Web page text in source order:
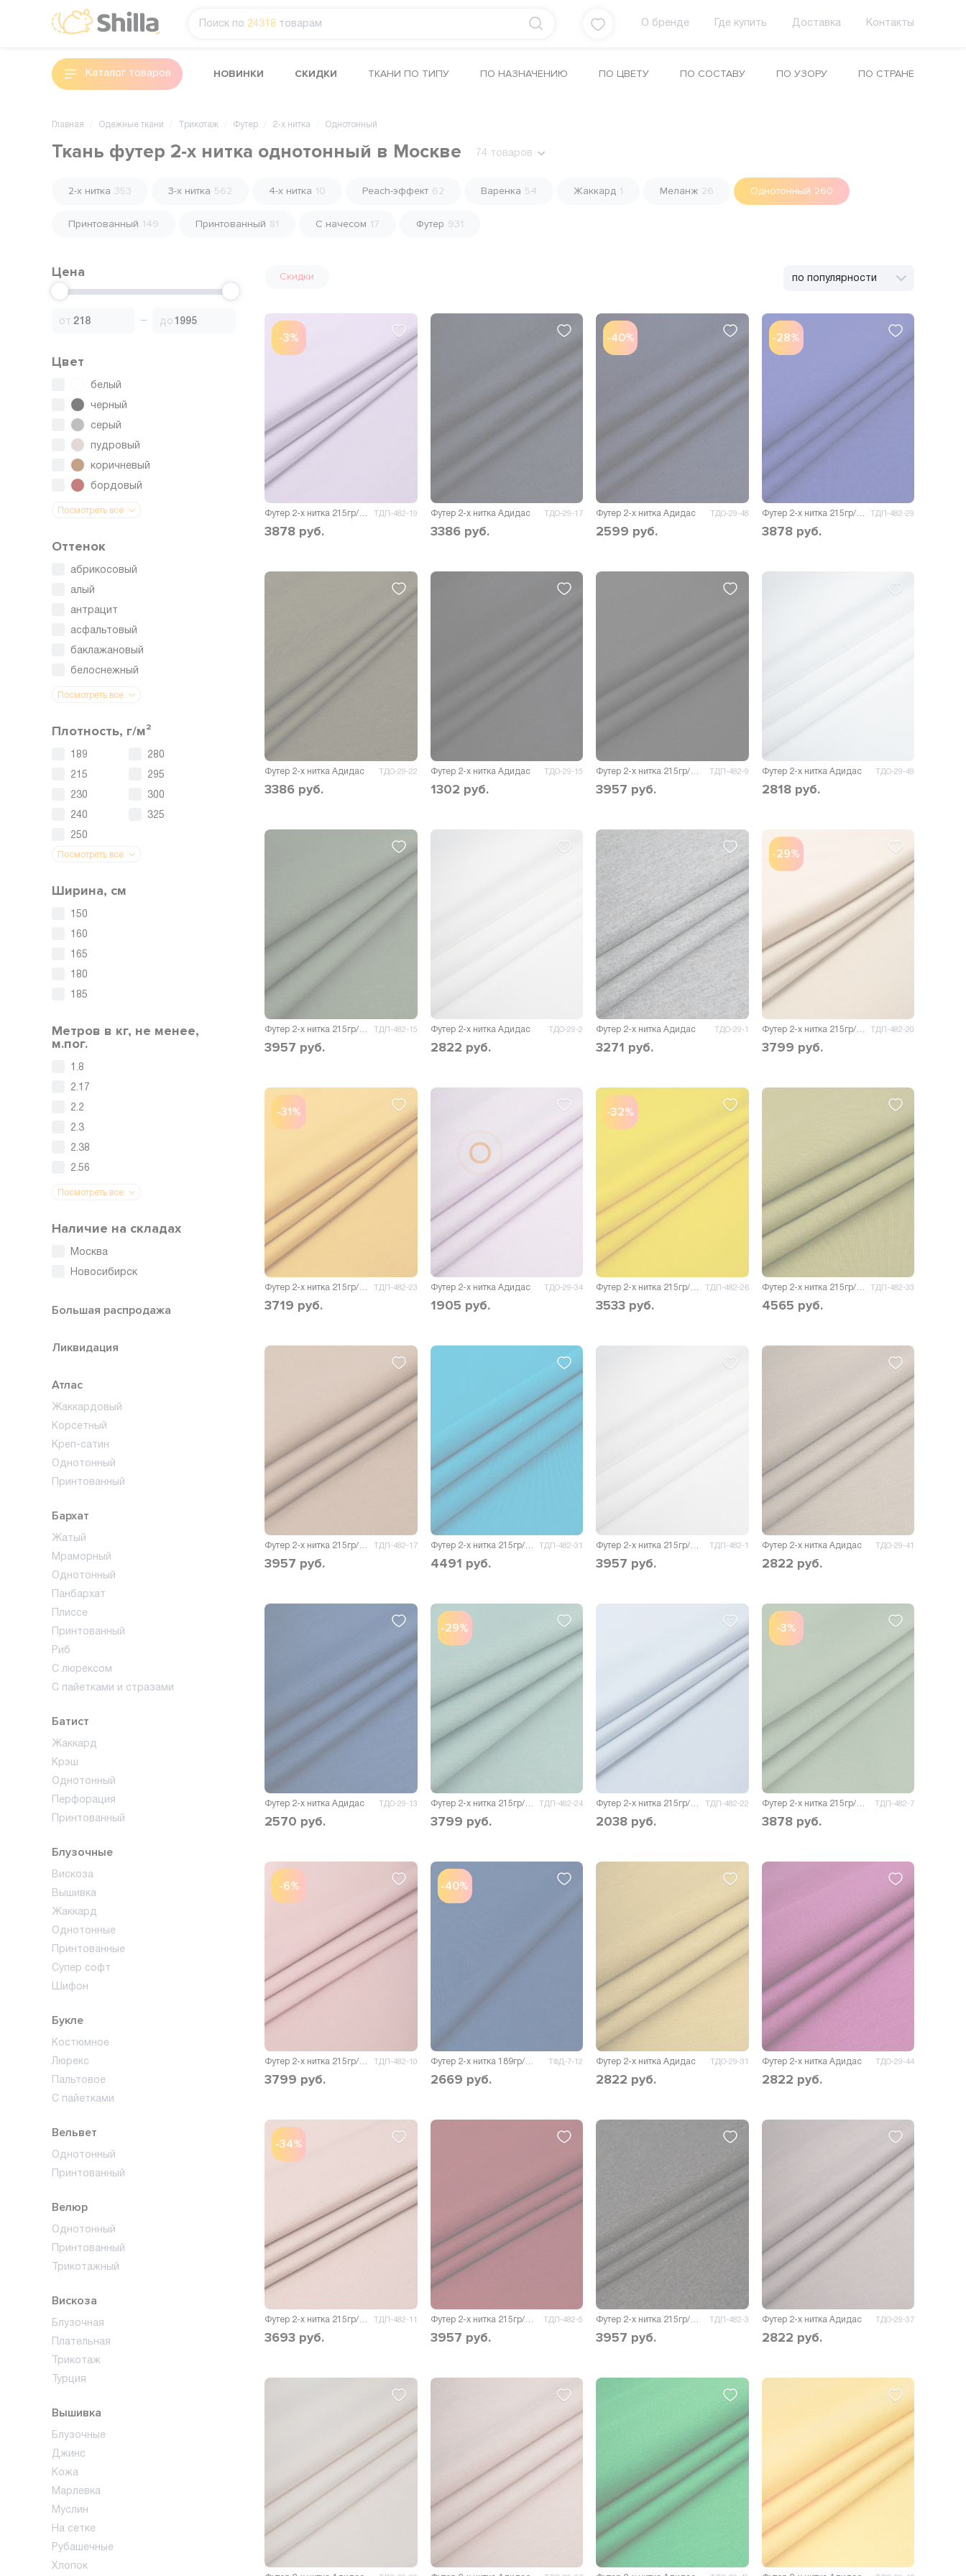
Поиск по 24318 товарам О бренде Где купить Доставка Контакты
Каталог товаров НОВИНКИ СКИДКИ ТКАНИ ПО ТИПУ ПО НАЗНАЧЕНИЮ ПО ЦВЕТУ ПО СОСТАВУ ПО УЗОРУ ПО СТРАНЕ
Главная Одежные ткани Трикотаж Футер 2-х нитка Однотонный
Ткань футер 2-х нитка однотонный в Москве 74 товаров
2-х нитка 353 3-х нитка 562 4-х нитка 10 Peach-эффект 62 Варенка 54 Жаккард 1 Меланж 26 Однотонный 260
Принтованный 149 Принтованный 81 С начесом 17 Футер 931
Цена
Цвет
белый
черный
серый
пудровый
коричневый
бордовый
Посмотреть все
Оттенок
абрикосовый
алый
антрацит
асфальтовый
баклажановый
белоснежный
Посмотреть все
Плотность, г/м²
189
215
230
240
250
280
295
300
325
Посмотреть все
Ширина, см
150
160
165
180
185
Метров в кг, не менее,
м.пог.
1.8
2.17
2.2
2.3
2.38
2.56
Посмотреть все
Наличие на складах
Москва
Новосибирск
Большая распродажа
Ликвидация
Атлас
Жаккардовый
Корсетный
Креп-сатин
Однотонный
Принтованный
Бархат
Жатый
Мраморный
Однотонный
Панбархат
Плиссе
Принтованный
Риб
С люрексом
С пайетками и стразами
Батист
Жаккард
Крэш
Однотонный
Перфорация
Принтованный
Блузочные
Вискоза
Вышивка
Жаккард
Однотонные
Принтованные
Супер софт
Шифон
Букле
Костюмное
Люрекс
Пальтовое
С пайетками
Вельвет
Однотонный
Принтованный
Велюр
Однотонный
Принтованный
Трикотажный
Вискоза
Блузочная
Плательная
Трикотаж
Турция
Вышивка
Блузочные
Джинс
Кожа
Марлевка
Муслин
На сетке
Рубашечные
Хлопок
Скидки по популярности
-3%
ТДП-482-19
3878 руб.
Футер 2-х нитка Адидас ТДО-29-17
3386 руб.
-40%
Футер 2-х нитка Адидас ТДО-29-48
2599 руб.
-28%
Футер 2-х нитка 215гр/м.кв. ТДП-482-29
3878 руб.
Футер 2-х нитка Адидас ТДО-29-22
3386 руб.
Футер 2-х нитка Адидас ТДО-29-15
1302 руб.
ТДП-482-9
3957 руб.
Футер 2-х нитка Адидас ТДО-29-49
2818 руб.
ТДП-482-15
3957 руб.
Футер 2-х нитка Адидас ТДО-29-2
2822 руб.
Футер 2-х нитка Адидас ТДО-29-1
3271 руб.
-29%
Футер 2-х нитка 215гр/м.кв. ТДП-482-20
3799 руб.
-31%
ТДП-482-23
3719 руб.
Футер 2-х нитка Адидас ТДО-29-34
1905 руб.
-32%
ТДП-482-26
3533 руб.
Футер 2-х нитка 215гр/м.кв. ТДП-482-33
4565 руб.
ТДП-482-17
3957 руб.
Футер 2-х нитка 215гр/м.кв. ТДП-482-31
4491 руб.
ТДП-482-1
3957 руб.
Футер 2-х нитка Адидас ТДО-29-41
2822 руб.
Футер 2-х нитка Адидас ТДО-29-13
2570 руб.
-29%
Футер 2-х нитка 215гр/м.кв. ТДП-482-24
3799 руб.
ТДП-482-22
2038 руб.
-3%
Футер 2-х нитка 215гр/м.кв. ТДП-482-7
3878 руб.
-6%
ТДП-482-10
3799 руб.
-40%
Футер 2-х нитка 189гр/м.кв. ТФД-7-12
2669 руб.
Футер 2-х нитка Адидас ТДО-29-31
2822 руб.
Футер 2-х нитка Адидас ТДО-29-44
2822 руб.
-34%
ТДП-482-11
3693 руб.
Футер 2-х нитка 215гр/м.кв. ТДП-482-5
3957 руб.
ТДП-482-3
3957 руб.
Футер 2-х нитка Адидас ТДО-29-37
2822 руб.